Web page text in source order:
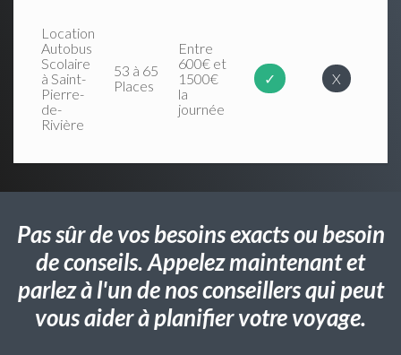
Location
Autobus
Scolaire
à Saint-
Pierre-
de-
Rivière
53 à 65
Places
Entre
600€ et
1500€
la
journée
✓ X
Pas sûr de vos besoins exacts ou besoin
de conseils. Appelez maintenant et
parlez à l'un de nos conseillers qui peut
vous aider à planifier votre voyage.